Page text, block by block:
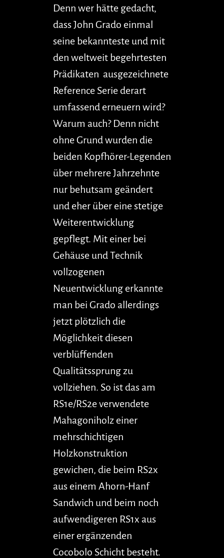
Denn wer hätte gedacht,
dass John Grado einmal
seine bekannteste und mit
den weltweit begehrtesten
Prädikaten ausgezeichnete
Reference Serie derart
umfassend erneuern wird?
Warum auch? Denn nicht
ohne Grund wurden die
beiden Kopfhörer-Legenden
über mehrere Jahrzehnte
nur behutsam geändert
und eher über eine stetige
Weiterentwicklung
gepflegt. Mit einer bei
Gehäuse und Technik
vollzogenen
Neuentwicklung erkannte
man bei Grado allerdings
jetzt plötzlich die
Möglichkeit diesen
verblüffenden
Qualitätssprung zu
vollziehen. So ist das am
RS1e/RS2e verwendete
Mahagoniholz einer
mehrschichtigen
Holzkonstruktion
gewichen, die beim RS2x
aus einem Ahorn-Hanf
Sandwich und beim noch
aufwendigeren RS1x aus
einer ergänzenden
Cocobolo Schicht besteht.